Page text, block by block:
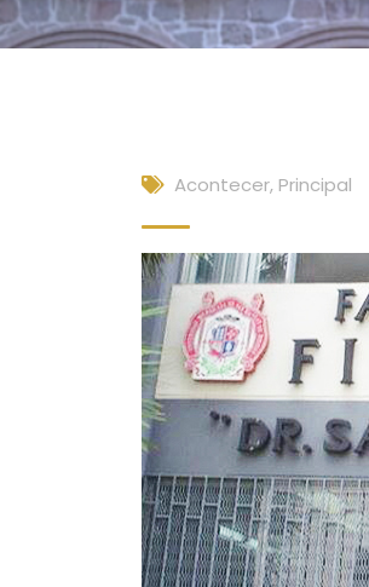
Acontecer, Principal